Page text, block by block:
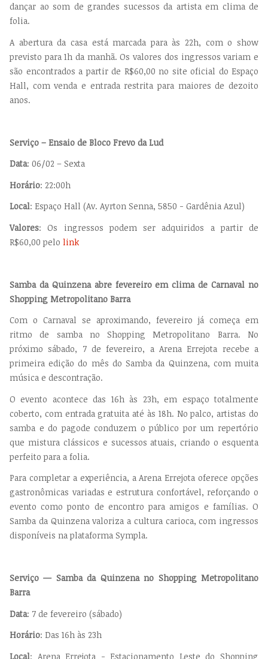
dançar ao som de grandes sucessos da artista em clima de
folia.
A abertura da casa está marcada para às 22h, com o show
previsto para 1h da manhã. Os valores dos ingressos variam e
são encontrados a partir de R$60,00 no site oficial do Espaço
Hall, com venda e entrada restrita para maiores de dezoito
anos.
Serviço – Ensaio de Bloco Frevo da Lud
Data: 06/02 – Sexta
Horário: 22:00h
Local: Espaço Hall (Av. Ayrton Senna, 5850 - Gardênia Azul)
Valores: Os ingressos podem ser adquiridos a partir de
R$60,00 pelo link
Samba da Quinzena abre fevereiro em clima de Carnaval no
Shopping Metropolitano Barra
Com o Carnaval se aproximando, fevereiro já começa em
ritmo de samba no Shopping Metropolitano Barra. No
próximo sábado, 7 de fevereiro, a Arena Errejota recebe a
primeira edição do mês do Samba da Quinzena, com muita
música e descontração.
O evento acontece das 16h às 23h, em espaço totalmente
coberto, com entrada gratuita até às 18h. No palco, artistas do
samba e do pagode conduzem o público por um repertório
que mistura clássicos e sucessos atuais, criando o esquenta
perfeito para a folia.
Para completar a experiência, a Arena Errejota oferece opções
gastronômicas variadas e estrutura confortável, reforçando o
evento como ponto de encontro para amigos e famílias. O
Samba da Quinzena valoriza a cultura carioca, com ingressos
disponíveis na plataforma Sympla.
Serviço — Samba da Quinzena no Shopping Metropolitano
Barra
Data: 7 de fevereiro (sábado)
Horário: Das 16h às 23h
Local: Arena Errejota - Estacionamento Leste do Shopping